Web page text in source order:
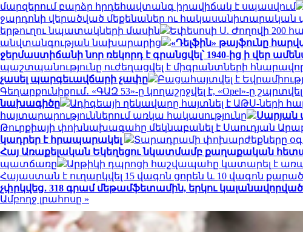
մարզերում բարձր հրդեհավտանգ իրավիճակ է սպասվում
ջարդոնի վերածված մեքենաներ ու հակասանիտարական
երթուղու նպատակների մասին
Եփեսոսի Ս. Ժողովի 200
անվտանգության նախարարից
«Դելֆին» թայֆունը
ջերմաստիճանի նոր ռեկորդ է գրանցվել՝ 1940-ից ի վեր
պաշտպանությունը ուժեղացվել է միգրանտների
չասել պարգեւավճարի չափը
Բացահայտվել է
Գեղարքունիքում․ «ԳԱԶ 53»-ը կողաշրջվել է, «Opel»-ը
նախագիծը
Ադիգեայի ղեկավարը հայտնել է ԱԹՍ-ների
հայտարարություններում առկա հակասությունը
Սարյան
Թուրքիայի փոխնախագահը մեկնաբանել է Սաուդյան
կադրեր է հրապարակել
Տարադրամի փոխարժեքները
Հայ Առաքելական Եկեղեցու նկատմամբ քաղաքական
պատճառը
Արթիկի դպրոցի հաշվապահը կատարել է
Հայաստան է ուղարկվել 15 վագոն ցորեն և 10 վագոն
չփրկվեց․ 318 գրամ մեթամֆետամին, երկու կալանավորված
Ամբողջ լրահոսը »